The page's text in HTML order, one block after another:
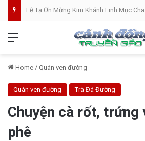
Home / Quán ven đường
Quán ven đường Trà Đá Đường
Chuyện cà rốt, trứng
phê